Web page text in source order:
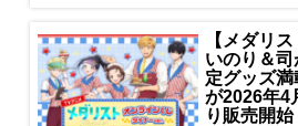
【メダリ
いのり＆
定グッズ
が2026年4
り販売開始